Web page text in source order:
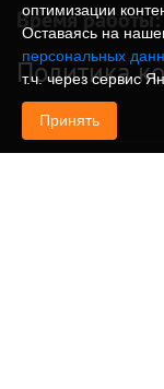
Время работы:
Политика
оптимизации
Оставаясь на
персональных
т.ч. через сервис
Принять